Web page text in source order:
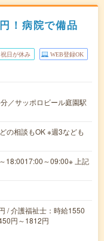
！病院で備品
祝日が休み WEB登録OK
／サッポロビール庭園駅
の相談もOK ※週3なども
18:0017:00～09:00※ 上記
/ 介護福祉士：時給1550
円～1812円